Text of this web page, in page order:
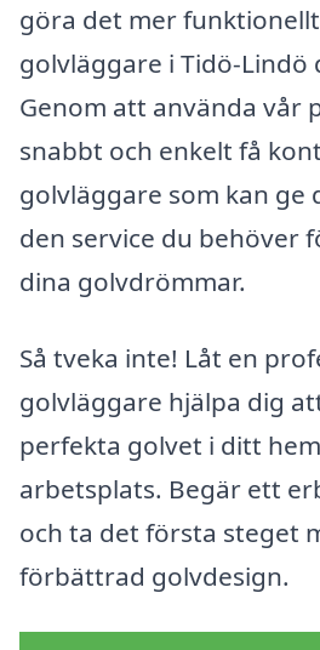
göra det mer
golvläggare i Tidö-Lindö
Genom att använda vår
snabbt och enkelt få
golvläggare som kan ge
den service du behöver
dina golvdrömmar.
Så tveka inte! Låt en
golvläggare hjälpa dig
perfekta golvet i ditt
arbetsplats. Begär ett
och ta det första steget
förbättrad golvdesign.